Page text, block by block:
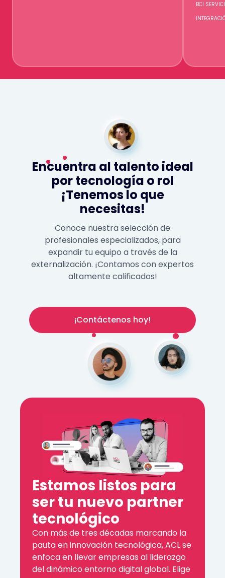
BCI
Encuentra al talento ideal
por tecnología o rol
¡Tenemos lo que
necesitas!
Conoce nuestra selección de
profesionales especializados, para
expandir tu equipo a través de la
externalización. ¡Contamos con expertos
altamente calificados!
¡Contáctenos hoy!
Estamos listos para
ser tu nuevo partner
tecnológico
Con más de tres décadas marcando la
pauta en innovación tecnológica, ACL se
enfoca en llevar empresas al liderazgo
del dinámico entorno digital global. Elige